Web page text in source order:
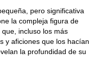
pero significativa
la compleja figura de
incluso los más
y aficiones que los hacían
la profundidad de su